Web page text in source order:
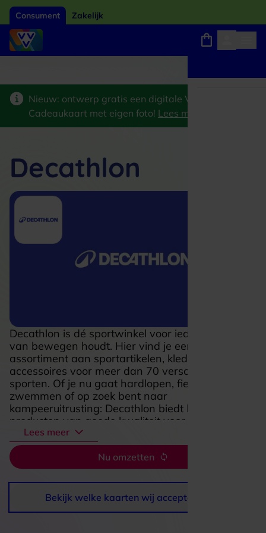
Consument Zakelijk
Nieuw: ontwerp gratis een digitale VVV
Cadeaukaart met eigen foto! Lees meer
Decathlon is dé sportwinkel voor iedereen die
van bewegen houdt. Hier vind je een enorm
assortiment aan sportartikelen, kleding en
accessoires voor meer dan 70 verschillende
sporten. Of je nu gaat hardlopen, fietsen,
zwemmen of op zoek bent naar
kampeeruitrusting: Decathlon biedt betaalbare
producten van goede kwaliteit voor zowel
beginnende als ervaren sporters.
In de ruime winkels kun je alles zelf uitproberen
en het personeel helpt je graag met advies.
Decathlon staat bekend om zijn eigen merken,
die speciaal zijn ontworpen en getest door
sportliefhebbers.
Lees meer
Nu omzetten
Decathlon
Bekijk welke kaarten wij accepteren